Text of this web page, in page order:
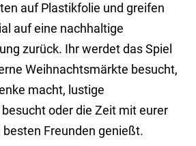
auf Plastikfolie und greifen
auf eine nachhaltige
zurück. Ihr werdet das Spiel
Weihnachtsmärkte besucht,
macht, lustige
oder die Zeit mit eurer
besten Freunden genießt.